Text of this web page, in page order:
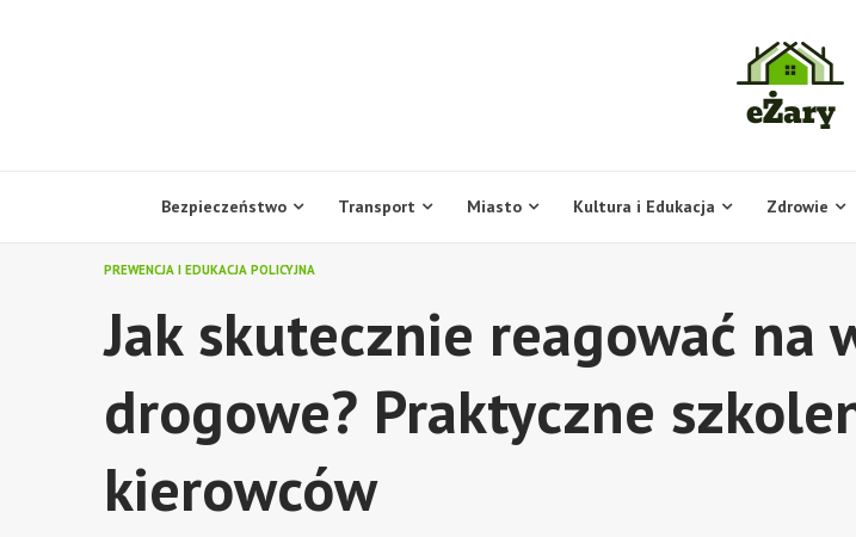
Bezpieczeństwo Transport Miasto Kultura i Edukacja Zdrowie
PREWENCJA I EDUKACJA POLICYJNA
Jak skutecznie reagować na
drogowe? Praktyczne
kierowców